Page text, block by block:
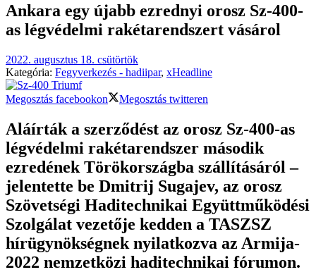
Ankara egy újabb ezrednyi orosz Sz-400-
as légvédelmi rakétarendszert vásárol
2022. augusztus 18. csütörtök
Kategória: Fegyverkezés - hadiipar, xHeadline
Megosztás facebookon Megosztás twitteren
Aláírták a szerződést az orosz Sz-400-as
légvédelmi rakétarendszer második
ezredének Törökországba szállításáról –
jelentette be Dmitrij Sugajev, az orosz
Szövetségi Haditechnikai Együttműködési
Szolgálat vezetője kedden a TASZSZ
hírügynökségnek nyilatkozva az Armija-
2022 nemzetközi haditechnikai fórumon.